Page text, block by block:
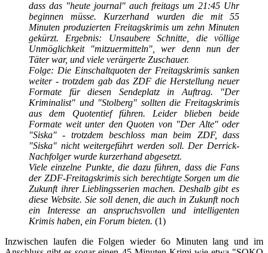
dass das "heute journal" auch freitags um 21:45 Uhr
beginnen müsse. Kurzerhand wurden die mit 55
Minuten produzierten Freitagskrimis um zehn Minuten
gekürzt. Ergebnis: Unsaubere Schnitte, die völlige
Unmöglichkeit "mitzuermitteln", wer denn nun der
Täter war, und viele verärgerte Zuschauer.
Folge: Die Einschaltquoten der Freitagskrimis sanken
weiter - trotzdem gab das ZDF die Herstellung neuer
Formate für diesen Sendeplatz in Auftrag. "Der
Kriminalist" und "Stolberg" sollten die Freitagskrimis
aus dem Quotentief führen. Leider blieben beide
Formate weit unter den Quoten von "Der Alte" oder
"Siska" - trotzdem beschloss man beim ZDF, dass
"Siska" nicht weitergeführt werden soll. Der Derrick-
Nachfolger wurde kurzerhand abgesetzt.
Viele einzelne Punkte, die dazu führen, dass die Fans
der ZDF-Freitagskrimis sich berechtigte Sorgen um die
Zukunft ihrer Lieblingsserien machen. Deshalb gibt es
diese Website. Sie soll denen, die auch in Zukunft noch
ein Interesse an anspruchsvollen und intelligenten
Krimis haben, ein Forum bieten. (1)
Inzwischen laufen die Folgen wieder 6o Minuten lang und im